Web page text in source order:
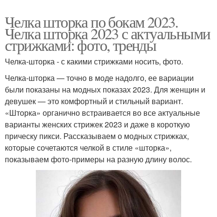
Челка шторка по бокам 2023.
Челка шторка 2023 с актуальными
стрижками: фото, тренды
Челка-шторка - с какими стрижками носить, фото.
Челка-шторка — точно в моде надолго, ее вариации
были показаны на модных показах 2023. Для женщин и
девушек — это комфортный и стильный вариант.
«Шторка» органично встраивается во все актуальные
варианты женских стрижек 2023 и даже в короткую
прическу пикси. Рассказываем о модных стрижках,
которые сочетаются челкой в стиле «шторка»,
показываем фото-примеры на разную длину волос.